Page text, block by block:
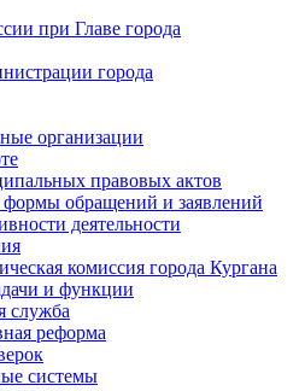
при Главе города
города
организации
правовых актов
обращений и заявлений
деятельности
комиссия города Кургана
и функции
служба
реформа
системы